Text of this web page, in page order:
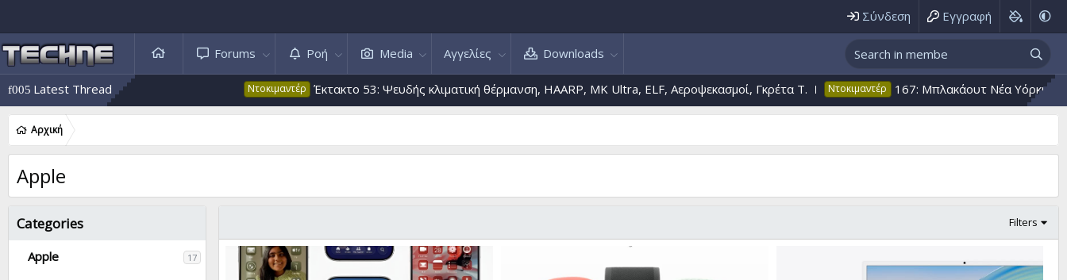
Σύνδεση Εγγραφή
Forums Ροή Media Αγγελίες Downloads
Latest Thread Έκτακτο 53: Ψευδής κλιματική θέρμανση, HAARP, MK Ultra, ELF, Αεροψεκασμοί, Γκρέτα T. Ντοκιμαντέρ 167: Μπλακάουτ Nέα Υόρκη Μάχη ΑΤΙΑ,
Αρχική
Apple
Categories
Apple 17
Filters